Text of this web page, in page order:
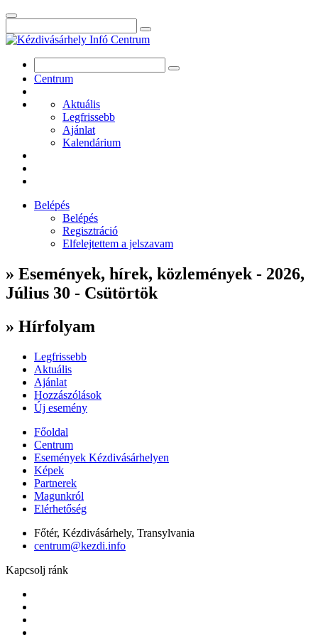
Centrum
Aktuális
Legfrissebb
Ajánlat
Kalendárium
Belépés
Belépés
Regisztráció
Elfelejtettem a jelszavam
» Események, hírek, közlemények - 2026,
Július 30 - Csütörtök
» Hírfolyam
Legfrissebb
Aktuális
Ajánlat
Hozzászólások
Új esemény
Főoldal
Centrum
Események Kézdivásárhelyen
Képek
Partnerek
Magunkról
Elérhetőség
Főtér, Kézdivásárhely, Transylvania
centrum@kezdi.info
Kapcsolj ránk